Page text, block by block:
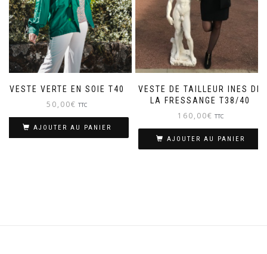
VESTE VERTE EN SOIE T40
50,00€ TTC
AJOUTER AU PANIER
VESTE DE TAILLEUR INES DE
LA FRESSANGE T38/40
160,00€ TTC
AJOUTER AU PANIER